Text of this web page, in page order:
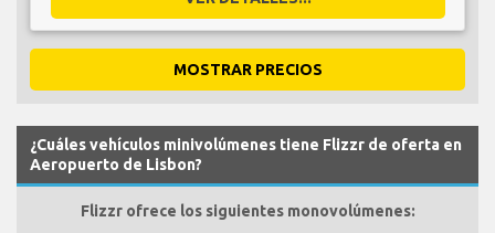
MOSTRAR PRECIOS
¿Cuáles vehículos minivolúmenes tiene Flizzr de oferta en
Aeropuerto de Lisbon?
Flizzr ofrece los siguientes monovolúmenes: